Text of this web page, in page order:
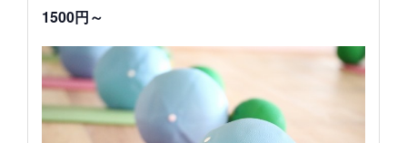
1500円～